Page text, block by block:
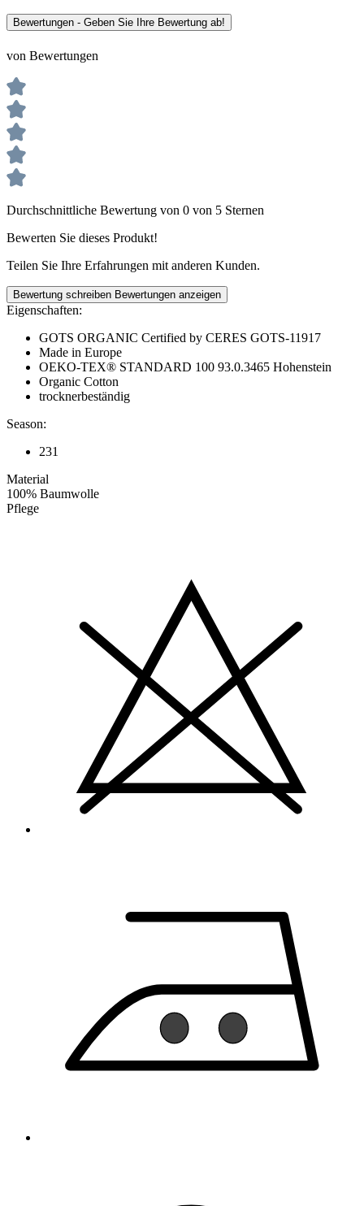
Bewertungen - Geben Sie Ihre Bewertung ab!
von Bewertungen
Durchschnittliche Bewertung von 0 von 5 Sternen
Bewerten Sie dieses Produkt!
Teilen Sie Ihre Erfahrungen mit anderen Kunden.
Bewertung schreiben Bewertungen anzeigen
Eigenschaften:
GOTS ORGANIC Certified by CERES GOTS-11917
Made in Europe
OEKO-TEX® STANDARD 100 93.0.3465 Hohenstein
Organic Cotton
trocknerbeständig
Season:
231
Material
100% Baumwolle
Pflege